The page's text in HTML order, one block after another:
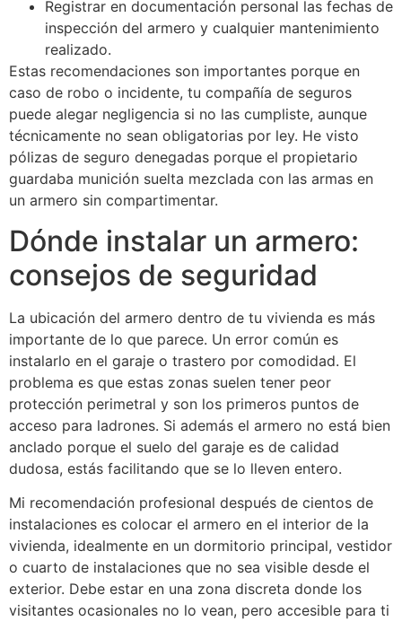
Registrar en documentación personal las fechas de
inspección del armero y cualquier mantenimiento
realizado.
Estas recomendaciones son importantes porque en
caso de robo o incidente, tu compañía de seguros
puede alegar negligencia si no las cumpliste, aunque
técnicamente no sean obligatorias por ley. He visto
pólizas de seguro denegadas porque el propietario
guardaba munición suelta mezclada con las armas en
un armero sin compartimentar.
Dónde instalar un armero:
consejos de seguridad
La ubicación del armero dentro de tu vivienda es más
importante de lo que parece. Un error común es
instalarlo en el garaje o trastero por comodidad. El
problema es que estas zonas suelen tener peor
protección perimetral y son los primeros puntos de
acceso para ladrones. Si además el armero no está bien
anclado porque el suelo del garaje es de calidad
dudosa, estás facilitando que se lo lleven entero.
Mi recomendación profesional después de cientos de
instalaciones es colocar el armero en el interior de la
vivienda, idealmente en un dormitorio principal, vestidor
o cuarto de instalaciones que no sea visible desde el
exterior. Debe estar en una zona discreta donde los
visitantes ocasionales no lo vean, pero accesible para ti